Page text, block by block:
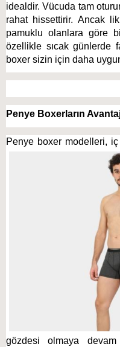
idealdir. Vücuda tam
rahat hissettirir. Ancak
pamuklu olanlara göre
özellikle sıcak günlerde
boxer sizin için daha
Penye Boxerların
Penye boxer modelleri,
gözdesi olmaya